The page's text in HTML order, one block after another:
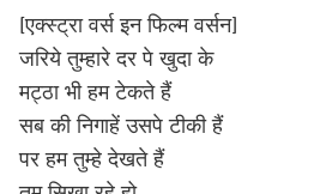
[एक्स्ट्रा वर्स इन फिल्म वर्सन]
जरिये तुम्हारे दर पे खुदा के
मट्ठा भी हम टेकते हैं
सब की निगाहें उसपे टीकी हैं
पर हम तुम्हे देखते हैं